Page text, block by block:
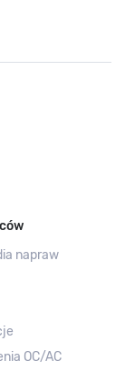
napraw
OC/AC